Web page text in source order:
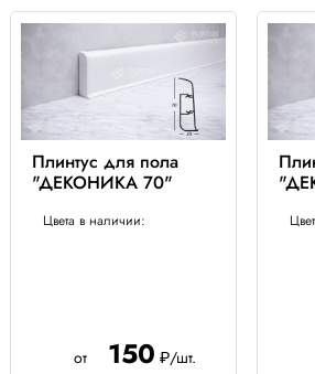
Плинтус для пола
"ДЕКОНИКА 70"
Цвета в наличии:
от 150 ₽/шт.